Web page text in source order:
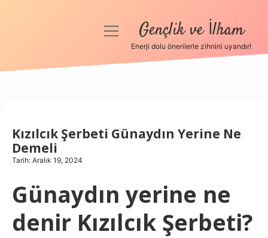
Anasayfa
Hakkımızda
menüyüGençlik ve İlham
Enerji dolu önerilerle zihnini uyandır!
Kızılcık Şerbeti Günaydın Yerine Ne
Demeli
Tarih: Aralık 19, 2024
Günaydın yerine ne
denir Kızılcık Şerbeti?